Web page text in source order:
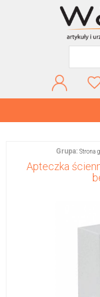
Grupa: Strona
Apteczka